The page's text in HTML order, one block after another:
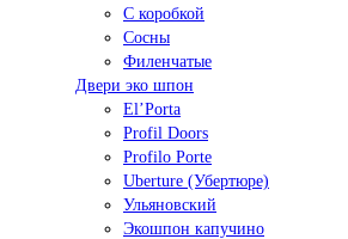
С коробкой
Сосны
Филенчатые
Двери эко шпон
El’Porta
Profil Doors
Profilo Porte
Uberture (Убертюре)
Ульяновский
Экошпон капучино